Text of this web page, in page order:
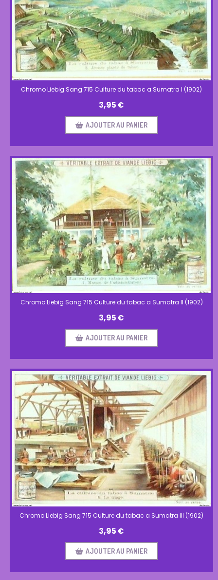
Chromo Liebig Sang 715 Culture du tabac a Sumatra I (1902)
3,95€
AJOUTER AU PANIER
Chromo Liebig Sang 715 Culture du tabac a Sumatra II (1902)
3,95€
AJOUTER AU PANIER
Chromo Liebig Sang 715 Culture du tabac a Sumatra III (1902)
3,95€
AJOUTER AU PANIER